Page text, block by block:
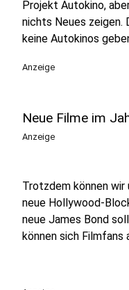
Projekt Autokino,
nichts Neues zeigen.
keine Autokinos
Anzeige
Neue Filme im
Anzeige
Trotzdem können wir
neue Hollywood-
neue James Bond
können sich Filmfans